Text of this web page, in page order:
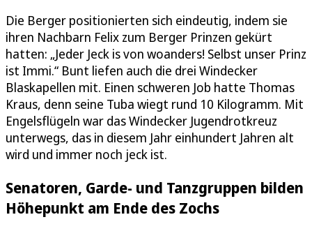
Die Berger positionierten sich eindeutig, indem sie
ihren Nachbarn Felix zum Berger Prinzen gekürt
hatten: „Jeder Jeck is von woanders! Selbst unser Prinz
ist Immi.“ Bunt liefen auch die drei Windecker
Blaskapellen mit. Einen schweren Job hatte Thomas
Kraus, denn seine Tuba wiegt rund 10 Kilogramm. Mit
Engelsflügeln war das Windecker Jugendrotkreuz
unterwegs, das in diesem Jahr einhundert Jahren alt
wird und immer noch jeck ist.
Senatoren, Garde- und Tanzgruppen bilden
Höhepunkt am Ende des Zochs